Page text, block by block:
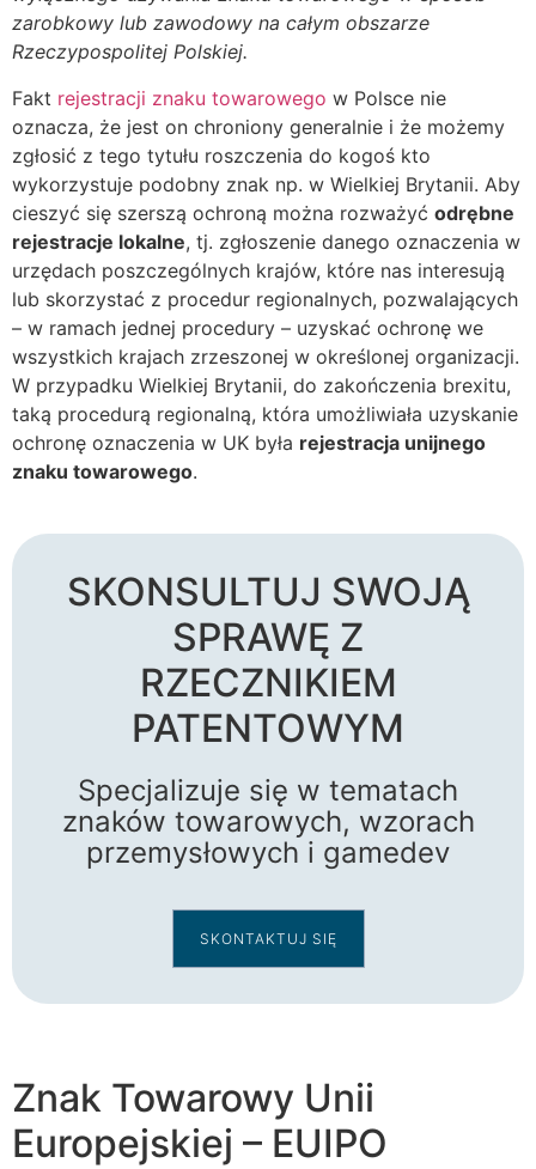
zarobkowy lub zawodowy na całym obszarze
Rzeczypospolitej Polskiej.
Fakt rejestracji znaku towarowego w Polsce nie
oznacza, że jest on chroniony generalnie i że możemy
zgłosić z tego tytułu roszczenia do kogoś kto
wykorzystuje podobny znak np. w Wielkiej Brytanii. Aby
cieszyć się szerszą ochroną można rozważyć odrębne
rejestracje lokalne, tj. zgłoszenie danego oznaczenia w
urzędach poszczególnych krajów, które nas interesują
lub skorzystać z procedur regionalnych, pozwalających
– w ramach jednej procedury – uzyskać ochronę we
wszystkich krajach zrzeszonej w określonej organizacji.
W przypadku Wielkiej Brytanii, do zakończenia brexitu,
taką procedurą regionalną, która umożliwiała uzyskanie
ochronę oznaczenia w UK była rejestracja unijnego
znaku towarowego.
SKONSULTUJ SWOJĄ
SPRAWĘ Z
RZECZNIKIEM
PATENTOWYM
Specjalizuje się w tematach
znaków towarowych, wzorach
przemysłowych i gamedev
SKONTAKTUJ SIĘ
Znak Towarowy Unii
Europejskiej – EUIPO